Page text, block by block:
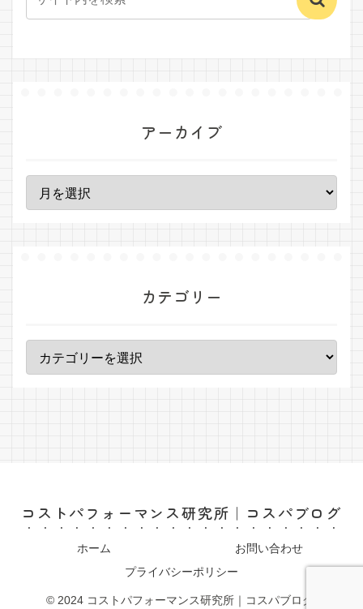
アーカイブ
カテゴリー
コストパフォーマンス研究所｜コスパブログ
ホーム
お問い合わせ
プライバシーポリシー
© 2024 コストパフォーマンス研究所｜コスパブログ.